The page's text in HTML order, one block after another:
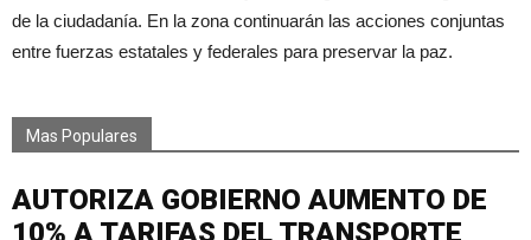
de la ciudadanía. En la zona continuarán las acciones conjuntas
entre fuerzas estatales y federales para preservar la paz.
Mas Populares
AUTORIZA GOBIERNO AUMENTO DE
10% A TARIFAS DEL TRANSPORTE